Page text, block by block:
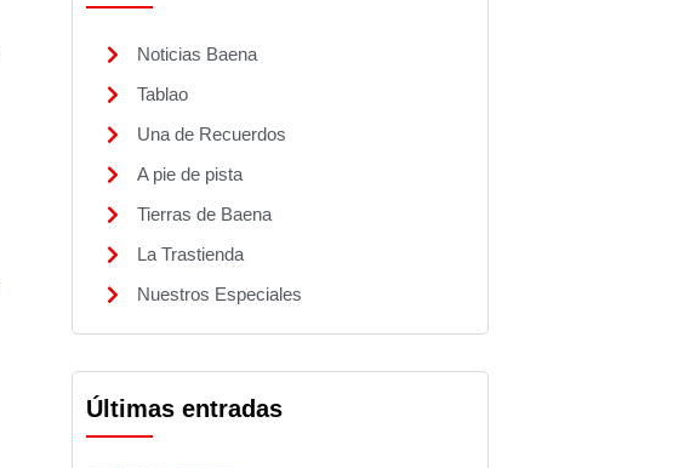
Noticias Baena
Tablao
Una de Recuerdos
A pie de pista
Tierras de Baena
La Trastienda
Nuestros Especiales
Últimas entradas